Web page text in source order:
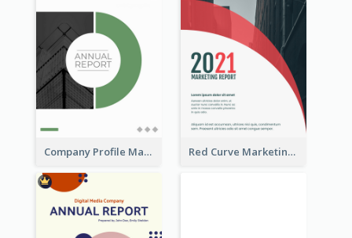
Company Profile Marketing Reports Red Curve Marketing Reports